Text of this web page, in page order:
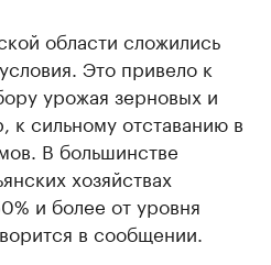
области сложились
Это привело к
урожая зерновых и
к сильному отставанию в
В большинстве
хозяйствах
и более от уровня
в сообщении.